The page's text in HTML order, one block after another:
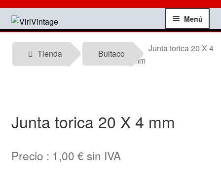
Ir
a
navegación
Ir
al
Menú
Tienda
Informacion tecnica
Noticias
Tienda Bultaco
Junta torica 20 X 4
mm
Junta torica 20 X 4 mm
Precio : 1,00 € sin IVA